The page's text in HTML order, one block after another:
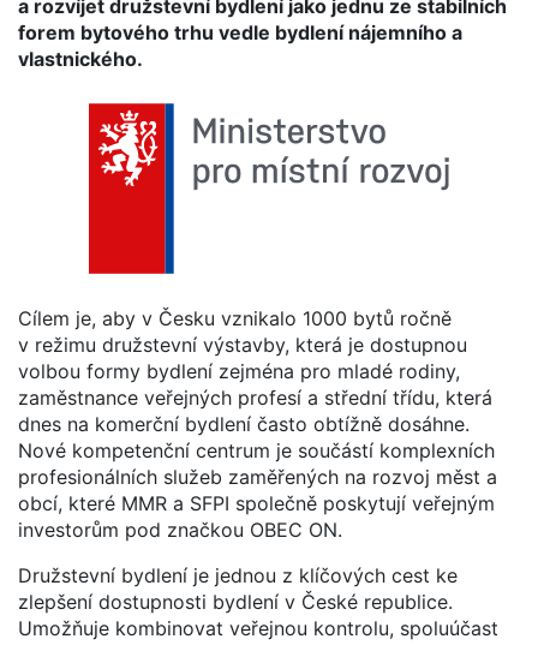
a rozvíjet družstevní bydlení jako jednu ze stabilních
forem bytového trhu vedle bydlení nájemního a
vlastnického.
Cílem je, aby v Česku vznikalo 1000 bytů ročně
v režimu družstevní výstavby, která je dostupnou
volbou formy bydlení zejména pro mladé rodiny,
zaměstnance veřejných profesí a střední třídu, která
dnes na komerční bydlení často obtížně dosáhne.
Nové kompetenční centrum je součástí komplexních
profesionálních služeb zaměřených na rozvoj měst a
obcí, které MMR a SFPI společně poskytují veřejným
investorům pod značkou OBEC ON.
Družstevní bydlení je jednou z klíčových cest ke
zlepšení dostupnosti bydlení v České republice.
Umožňuje kombinovat veřejnou kontrolu, spoluúčast